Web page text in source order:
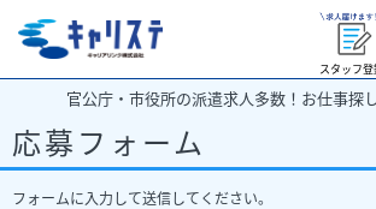
スタッフ登
官公庁・市役所の派遣求人多数！お仕事探
応募フォーム
フォームに入力して送信してください。